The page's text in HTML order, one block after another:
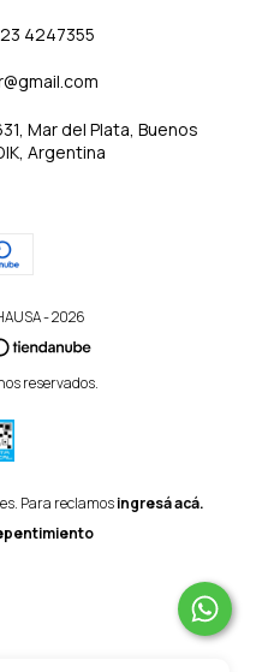
4247355
Mar del Plata, Buenos
Argentina
- 2026
reservados.
Para reclamos ingresá acá.